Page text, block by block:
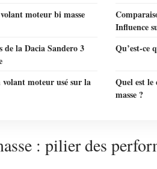
moteur bi masse
Influence
la Dacia Sandero 3
Qu’est-ce
volant moteur usé sur la
Quel est
masse ?
: pilier des